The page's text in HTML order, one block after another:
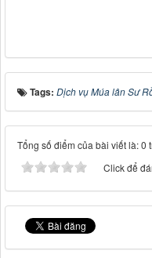
Tags: Dịch vụ Múa lân Sư
Tổng số điểm của bài viết là: 0
Click để